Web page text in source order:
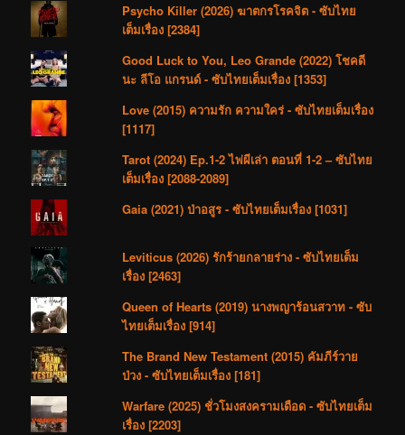
Psycho Killer (2026) ฆาตกรโรคจิต - ซับไทย
เต็มเรื่อง [2384]
Good Luck to You, Leo Grande (2022) โชคดี
นะ ลีโอ แกรนด์ - ซับไทยเต็มเรื่อง [1353]
Love (2015) ความรัก ความใคร่ - ซับไทยเต็มเรื่อง
[1117]
Tarot (2024) Ep.1-2 ไพ่ผีเล่า ตอนที่ 1-2 – ซับไทย
เต็มเรื่อง [2088-2089]
Gaia (2021) ป่าอสูร - ซับไทยเต็มเรื่อง [1031]
Leviticus (2026) รักร้ายกลายร่าง - ซับไทยเต็ม
เรื่อง [2463]
Queen of Hearts (2019) นางพญาร้อนสวาท - ซับ
ไทยเต็มเรื่อง [914]
The Brand New Testament (2015) คัมภีร์วาย
ป่วง - ซับไทยเต็มเรื่อง [181]
Warfare (2025) ชั่วโมงสงครามเดือด - ซับไทยเต็ม
เรื่อง [2203]